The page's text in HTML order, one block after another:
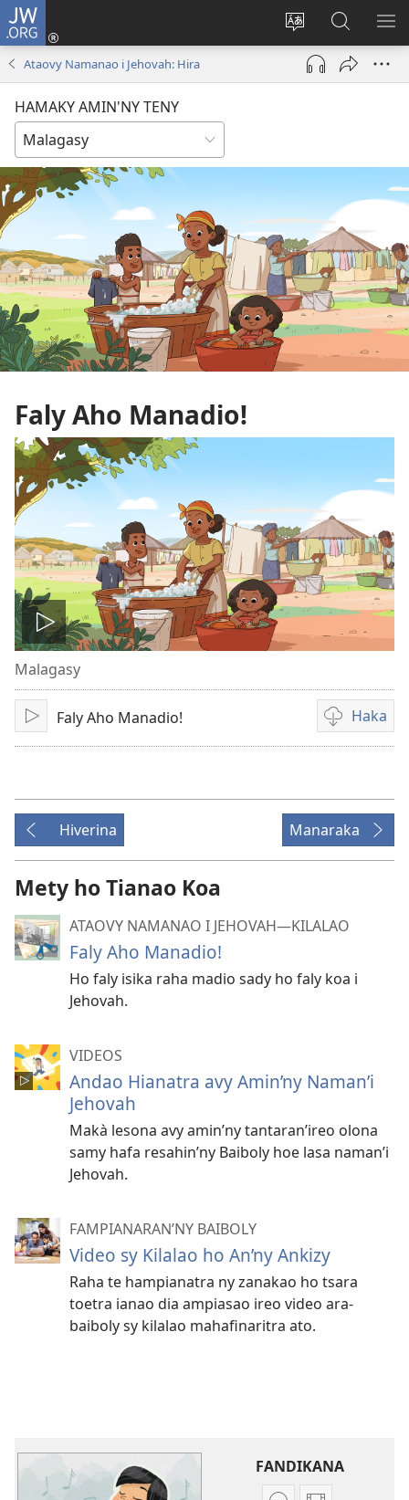
JW.ORG
Hiova
fiteny
Hiditra
(manokatra
rohy)
ato
Amin’ny
Ataovy Namanao i Jehovah: Hira
HAMAKY AMIN'NY TENY
Faly Aho Manadio!
Handefa
video
Malagasy
Handefa
Faly Aho Manadio! Haka
Fandikana
video
Hiverina Manaraka
Mety ho Tianao Koa
ATAOVY NAMANAO I JEHOVAH​—KILALAO
Faly Aho Manadio!
Ho faly isika raha madio sady ho faly koa i
Jehovah.
VIDEOS
Andao Hianatra avy Amin’ny Naman’i
Jehovah
Makà lesona avy amin’ny tantaran’ireo olona
samy hafa resahin’ny Baiboly hoe lasa naman’i
Jehovah.
FAMPIANARAN’NY BAIBOLY
Video sy Kilalao ho An’ny Ankizy
Raha te hampianatra ny zanakao ho tsara
toetra ianao dia ampiasao ireo video ara-
baiboly sy kilalao mahafinaritra ato.
FANDIKANA